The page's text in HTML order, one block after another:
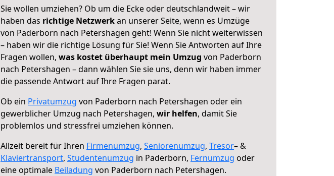
Sie wollen umziehen? Ob um die Ecke oder deutschlandweit – wir
haben das richtige Netzwerkan unserer Seite, wenn es Umzüge
von Paderborn nach Petershagen geht! Wenn Sie nicht weiterwissen
– haben wir die richtige Lösung für Sie! Wenn Sie Antworten auf Ihre
Fragen wollen, was kostet überhaupt mein Umzug von Paderborn
nach Petershagen – dann wählen Sie sie uns, denn wir haben immer
die passende Antwort auf Ihre Fragen parat.
Ob ein Privatumzug von Paderborn nach Petershagen oder ein
gewerblicher Umzug nach Petershagen, wir helfen, damit Sie
problemlos und stressfrei umziehen können.
Allzeit bereit für Ihren Firmenumzug, Seniorenumzug, Tresor– &
Klaviertransport, Studentenumzug in Paderborn, Fernumzug oder
eine optimale Beiladung von Paderborn nach Petershagen.